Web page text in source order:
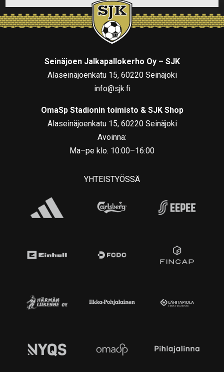
Seinäjoen Jalkapallokerho Oy – SJK
Alaseinäjoenkatu 15, 60220 Seinäjoki
info@sjk.fi
OmaSp Stadionin toimisto & SJK Shop
Alaseinäjoenkatu 15, 60220 Seinäjoki
Avoinna:
Ma–pe klo. 10:00–16:00
YHTEISTYÖSSÄ